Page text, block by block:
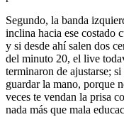
Segundo, la banda
inclina hacia ese costado
y si desde ahí salen dos
del minuto 20, el live
terminaron de ajustarse;
guardar la mano, porque
veces te vendan la prisa
nada más que mala